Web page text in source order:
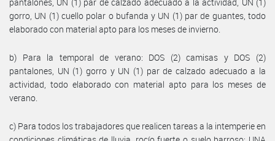
gorro, UN (1) cuello polar o bufanda y UN (1) par de guantes, todo
elaborado con material apto para los meses de invierno.
b) Para la temporal de verano: DOS (2) camisas y DOS (2)
pantalones, UN (1) gorro y UN (1) par de calzado adecuado a la
actividad, todo elaborado con material apto para los meses de
verano.
c) Para todos los trabajadores que realicen tareas a la intemperie en